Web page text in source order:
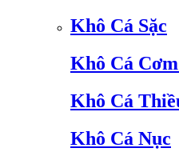
Khô Cá Sặc
Khô Cá
Khô Cá
Khô Cá Nục